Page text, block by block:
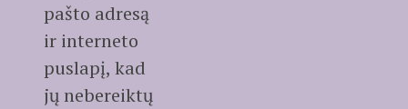
pašto adresą
ir interneto
puslapį, kad
jų nebereiktų